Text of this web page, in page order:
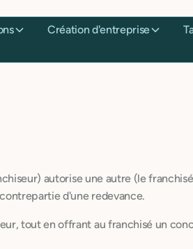
Création d'entreprise
autorise une autre (le
d'une redevance.
tout en offrant au franchisé un